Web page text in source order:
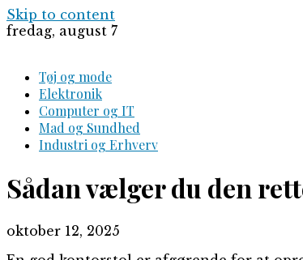
Skip to content
fredag, august 7
Tøj og mode
Elektronik
Computer og IT
Mad og Sundhed
Industri og Erhverv
Sådan vælger du den
oktober 12, 2025